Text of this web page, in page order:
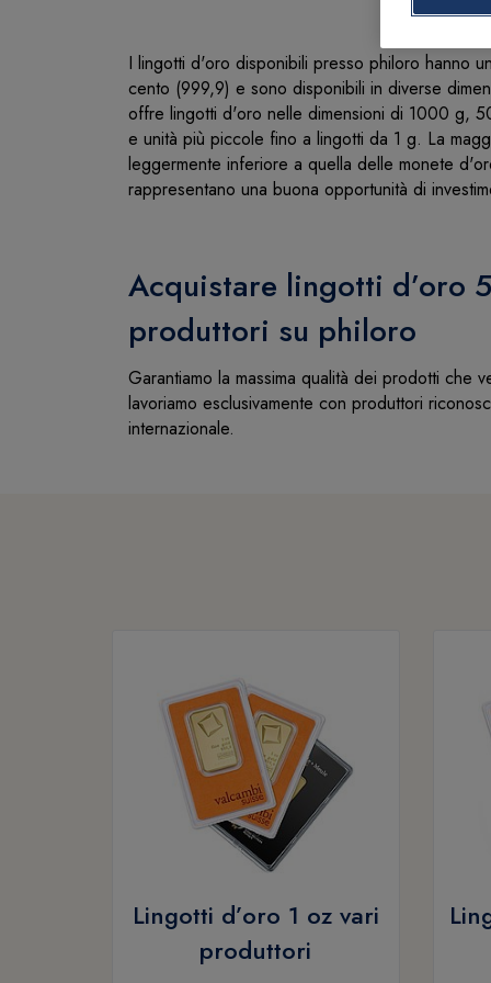
I lingotti d'oro disponibili presso philoro hanno
cento (999,9) e sono disponibili in diverse
offre lingotti d'oro nelle dimensioni di 1000 g,
e unità più piccole fino a lingotti da 1 g. La
leggermente inferiore a quella delle monete
rappresentano una buona opportunità di
Acquistare lingotti d’oro
produttori su philoro
Garantiamo la massima qualità dei prodotti che
lavoriamo esclusivamente con produttori
internazionale.
Lingotti d’oro 1 oz vari
produttori